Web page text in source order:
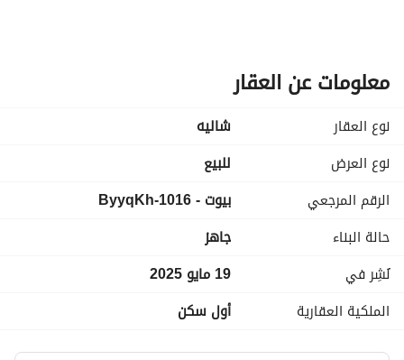
وبالقرب من فوكا وبالقرب من خليج راس الحكمه
بمقدم 10% وباقساط تصل الى 10 سنوات
للحجز والاستععلام
معلومات عن العقار
نوع العقار
شاليه
نوع العرض
للبيع
الرقم المرجعي
بيوت - 1016-ByyqKh
حالة البناء
جاهز
نُشِر في
19 مايو 2025
الملكية العقارية
أول سكن